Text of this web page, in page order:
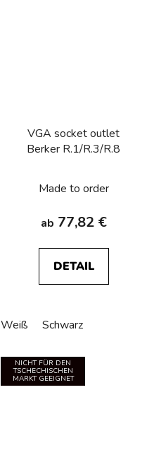
VGA socket outlet
Berker R.1/R.3/R.8
Made to order
ab 77,82 €
DETAIL
Weiß Schwarz
NICHT FÜR DEN
TSCHECHISCHEN
MARKT GEEIGNET